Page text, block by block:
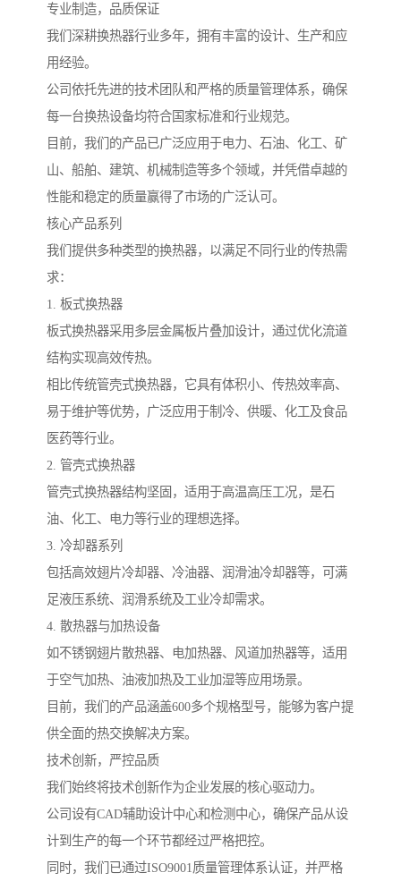
专业制造，品质保证
我们深耕换热器行业多年，拥有丰富的设计、生产和应
用经验。
公司依托先进的技术团队和严格的质量管理体系，确保
每一台换热设备均符合国家标准和行业规范。
目前，我们的产品已广泛应用于电力、石油、化工、矿
山、船舶、建筑、机械制造等多个领域，并凭借卓越的
性能和稳定的质量赢得了市场的广泛认可。
核心产品系列
我们提供多种类型的换热器，以满足不同行业的传热需
求：
1. 板式换热器
板式换热器采用多层金属板片叠加设计，通过优化流道
结构实现高效传热。
相比传统管壳式换热器，它具有体积小、传热效率高、
易于维护等优势，广泛应用于制冷、供暖、化工及食品
医药等行业。
2. 管壳式换热器
管壳式换热器结构坚固，适用于高温高压工况，是石
油、化工、电力等行业的理想选择。
3. 冷却器系列
包括高效翅片冷却器、冷油器、润滑油冷却器等，可满
足液压系统、润滑系统及工业冷却需求。
4. 散热器与加热设备
如不锈钢翅片散热器、电加热器、风道加热器等，适用
于空气加热、油液加热及工业加湿等应用场景。
目前，我们的产品涵盖600多个规格型号，能够为客户提
供全面的热交换解决方案。
技术创新，严控品质
我们始终将技术创新作为企业发展的核心驱动力。
公司设有CAD辅助设计中心和检测中心，确保产品从设
计到生产的每一个环节都经过严格把控。
同时，我们已通过ISO9001质量管理体系认证，并严格